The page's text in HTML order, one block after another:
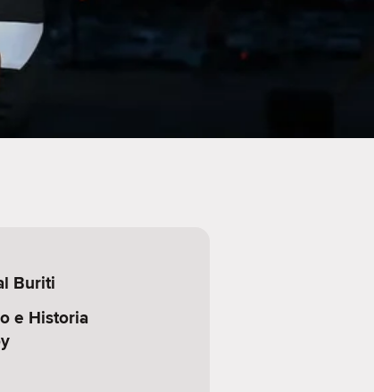
Buriti
e Historia